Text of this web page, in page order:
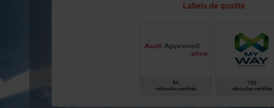
Labels de qualité
84
véhicules certifiés
720
véhicules certifiés